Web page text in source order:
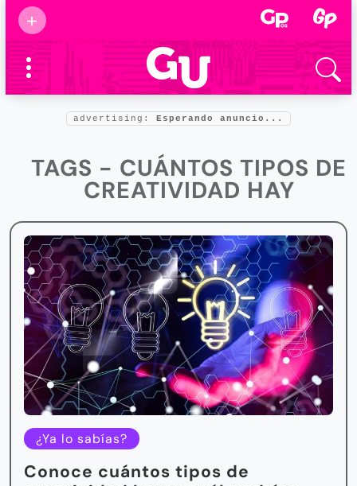
+
Supermamás
2025
Marcas de
confianza
Foro salud
advertising: Esperando anuncio...
TAGS - CUÁNTOS TIPOS DE
CREATIVIDAD HAY
¿Ya lo sabías?
Conoce cuántos tipos de